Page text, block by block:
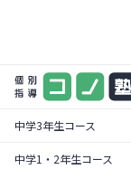
まずは気軽に一度
¥0
中学3年生コース
中学1・2年生コース